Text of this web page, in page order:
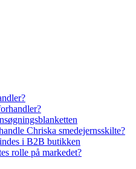
Chriska smedejernsskilte?
i B2B butikken
rolle på markedet?